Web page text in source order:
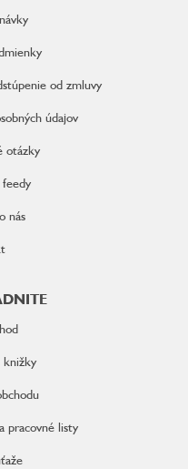
od zmluvy
údajov
otázky
nás
knižky
pracovné listy